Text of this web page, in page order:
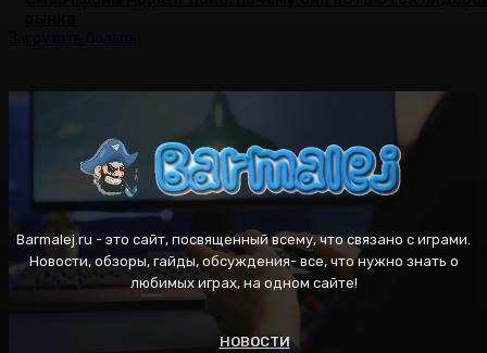
НОВОСТИ
Barmalej.ru - это сайт, посвященный всему, что связано с играми.
Новости, обзоры, гайды, обсуждения- все, что нужно знать о
любимых играх, на одном сайте!